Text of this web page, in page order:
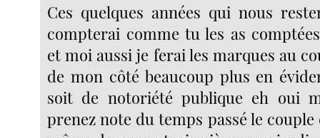
Ces quelques années qui nous
compterai comme tu les as
et moi aussi je ferai les marques au
de mon côté beaucoup plus en
soit de notoriété publique eh oui
prenez note du temps passé le